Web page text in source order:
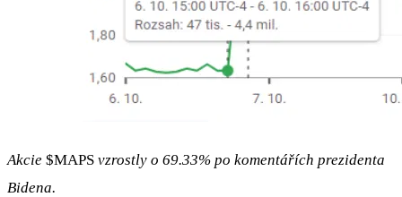
Akcie $MAPS vzrostly o 69.33% po komentářích prezidenta
Bidena.